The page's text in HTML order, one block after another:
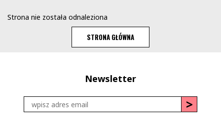
Strona nie została odnaleziona
STRONA GŁÓWNA
Newsletter